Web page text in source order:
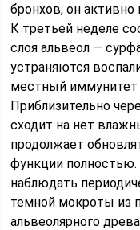
бронхов, он
К третьей неделе
слоя альвеол —
устраняются
местный иммунитет
Приблизительно
сходит на нет
продолжает
функции
наблюдать
темной мокроты из
альвеолярного